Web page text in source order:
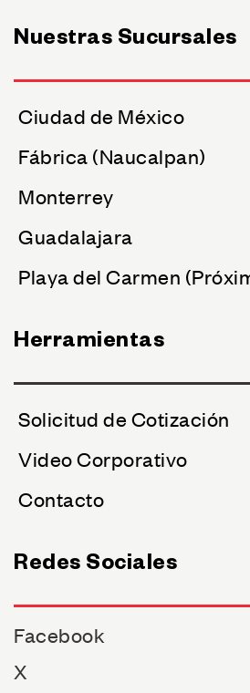
Nuestras Sucursales
Ciudad de México
Fábrica (Naucalpan)
Monterrey
Guadalajara
Playa del Carmen
Herramientas
Solicitud de Cotización
Video Corporativo
Contacto
Redes Sociales
Facebook
X